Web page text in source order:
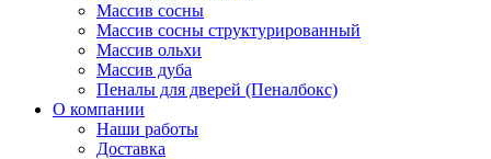
Массив сосны
Массив сосны структурированный
Массив ольхи
Массив дуба
Пеналы для дверей (Пеналбокс)
О компании
Наши работы
Доставка